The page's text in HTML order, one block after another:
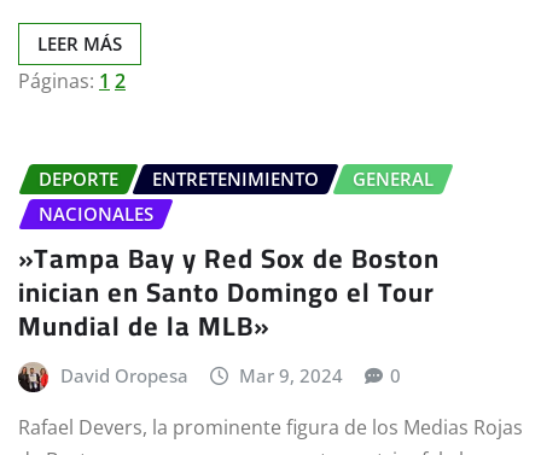
LEER MÁS
Páginas: 1 2
DEPORTE ENTRETENIMIENTO
GENERAL
NACIONALES
»Tampa Bay y Red Sox de Boston
inician en Santo Domingo el Tour
Mundial de la MLB»
David Oropesa Mar 9, 2024 0
Rafael Devers, la prominente figura de los Medias Rojas